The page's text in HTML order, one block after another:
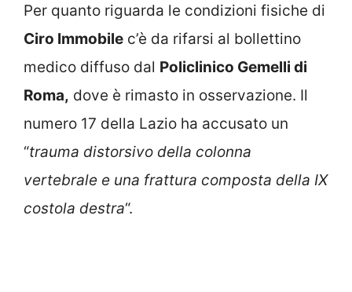
Per quanto riguarda le condizioni fisiche di
Ciro Immobile c’è da rifarsi al bollettino
medico diffuso dal Policlinico Gemelli di
Roma, dove è rimasto in osservazione. Il
numero 17 della Lazio ha accusato un
“trauma distorsivo della colonna
vertebrale e una frattura composta della IX
costola destra“.